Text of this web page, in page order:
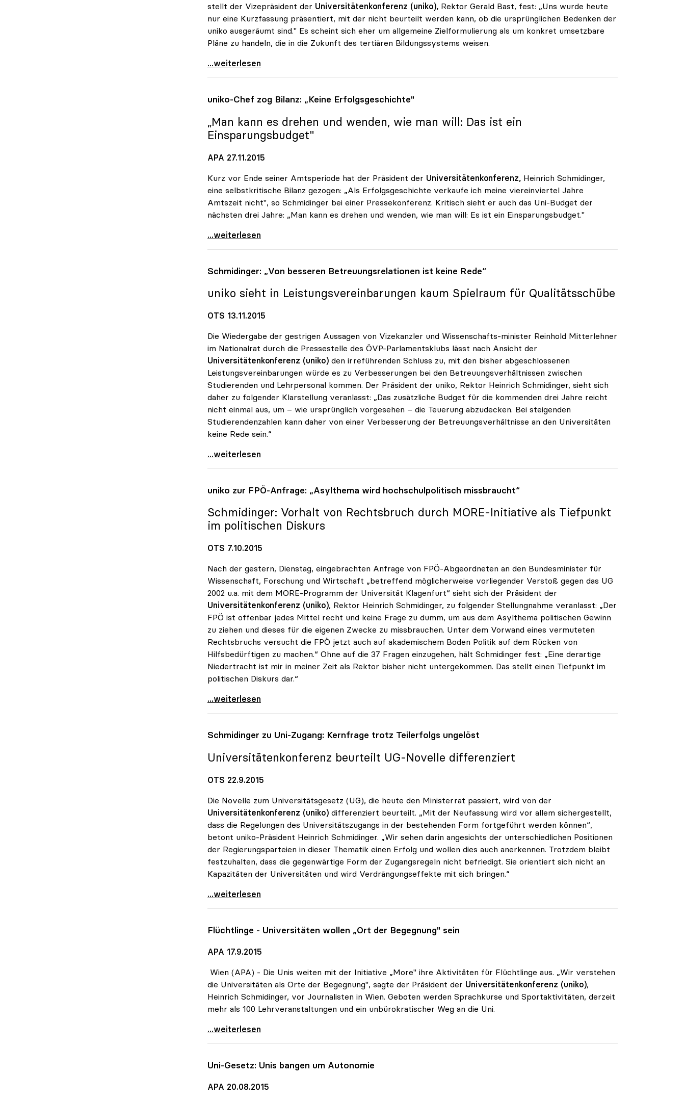
stellt der Vizepräsident der Universitätenkonferenz (uniko), Rektor Gerald Bast, fest: „Uns wurde heute
nur eine Kurzfassung präsentiert, mit der nicht beurteilt werden kann, ob die ursprünglichen Bedenken der
uniko ausgeräumt sind." Es scheint sich eher um allgemeine Zielformulierung als um konkret umsetzbare
Pläne zu handeln, die in die Zukunft des tertiären Bildungssystems weisen.
uniko: Universitätsentwicklungsplan zeigt nur
...weiterlesen
uniko-Chef zog Bilanz: „Keine Erfolgsgeschichte"
„Man kann es drehen und wenden, wie man will: Das ist ein
Einsparungsbudget"
APA 27.11.2015
Kurz vor Ende seiner Amtsperiode hat der Präsident der Universitätenkonferenz, Heinrich Schmidinger,
eine selbstkritische Bilanz gezogen: „Als Erfolgsgeschichte verkaufe ich meine viereinviertel Jahre
Amtszeit nicht", so Schmidinger bei einer Pressekonferenz. Kritisch sieht er auch das Uni-Budget der
nächsten drei Jahre: „Man kann es drehen und wenden, wie man will: Es ist ein Einsparungsbudget."
uniko-Chef zog Bilanz: „Keine Erfolgsgeschichte\"
...weiterlesen
Schmidinger: „Von besseren Betreuungsrelationen ist keine Rede“
uniko sieht in Leistungsvereinbarungen kaum Spielraum für Qualitätsschübe
OTS 13.11.2015
Die Wiedergabe der gestrigen Aussagen von Vizekanzler und Wissenschafts-minister Reinhold Mitterlehner
im Nationalrat durch die Pressestelle des ÖVP-Parlamentsklubs lässt nach Ansicht der
Universitätenkonferenz (uniko) den irreführenden Schluss zu, mit den bisher abgeschlossenen
Leistungsvereinbarungen würde es zu Verbesserungen bei den Betreuungsverhältnissen zwischen
Studierenden und Lehrpersonal kommen. Der Präsident der uniko, Rektor Heinrich Schmidinger, sieht sich
daher zu folgender Klarstellung veranlasst: „Das zusätzliche Budget für die kommenden drei Jahre reicht
nicht einmal aus, um – wie ursprünglich vorgesehen – die Teuerung abzudecken. Bei steigenden
Studierendenzahlen kann daher von einer Verbesserung der Betreuungsverhältnisse an den Universitäten
keine Rede sein.“
Schmidinger: „Von besseren Betreuungsrelationen
...weiterlesen
uniko zur FPÖ-Anfrage: „Asylthema wird hochschulpolitisch missbraucht“
Schmidinger: Vorhalt von Rechtsbruch durch MORE-Initiative als Tiefpunkt
im politischen Diskurs
OTS 7.10.2015
Nach der gestern, Dienstag, eingebrachten Anfrage von FPÖ-Abgeordneten an den Bundesminister für
Wissenschaft, Forschung und Wirtschaft „betreffend möglicherweise vorliegender Verstoß gegen das UG
2002 u.a. mit dem MORE-Programm der Universität Klagenfurt“ sieht sich der Präsident der
Universitätenkonferenz (uniko), Rektor Heinrich Schmidinger, zu folgender Stellungnahme veranlasst: „Der
FPÖ ist offenbar jedes Mittel recht und keine Frage zu dumm, um aus dem Asylthema politischen Gewinn
zu ziehen und dieses für die eigenen Zwecke zu missbrauchen. Unter dem Vorwand eines vermuteten
Rechtsbruchs versucht die FPÖ jetzt auch auf akademischem Boden Politik auf dem Rücken von
Hilfsbedürftigen zu machen.“ Ohne auf die 37 Fragen einzugehen, hält Schmidinger fest: „Eine derartige
Niedertracht ist mir in meiner Zeit als Rektor bisher nicht untergekommen. Das stellt einen Tiefpunkt im
politischen Diskurs dar.“
uniko zur FPÖ-Anfrage: „Asylthema wird
...weiterlesen
Schmidinger zu Uni-Zugang: Kernfrage trotz Teilerfolgs ungelöst
Universitätenkonferenz beurteilt UG-Novelle differenziert
OTS 22.9.2015
Die Novelle zum Universitätsgesetz (UG), die heute den Ministerrat passiert, wird von der
Universitätenkonferenz (uniko) differenziert beurteilt. „Mit der Neufassung wird vor allem sichergestellt,
dass die Regelungen des Universitätszugangs in der bestehenden Form fortgeführt werden können“,
betont uniko-Präsident Heinrich Schmidinger. „Wir sehen darin angesichts der unterschiedlichen Positionen
der Regierungsparteien in dieser Thematik einen Erfolg und wollen dies auch anerkennen. Trotzdem bleibt
festzuhalten, dass die gegenwärtige Form der Zugangsregeln nicht befriedigt. Sie orientiert sich nicht an
Kapazitäten der Universitäten und wird Verdrängungseffekte mit sich bringen.“
Schmidinger zu Uni-Zugang: Kernfrage trotz
...weiterlesen
Flüchtlinge - Universitäten wollen „Ort der Begegnung" sein
APA 17.9.2015
Wien (APA) - Die Unis weiten mit der Initiative „More" ihre Aktivitäten für Flüchtlinge aus. „Wir verstehen
die Universitäten als Orte der Begegnung", sagte der Präsident der Universitätenkonferenz (uniko),
Heinrich Schmidinger, vor Journalisten in Wien. Geboten werden Sprachkurse und Sportaktivitäten, derzeit
mehr als 100 Lehrveranstaltungen und ein unbürokratischer Weg an die Uni.
Flüchtlinge - Universitäten wollen „Ort der
...weiterlesen
Uni-Gesetz: Unis bangen um Autonomie
APA 20.08.2015